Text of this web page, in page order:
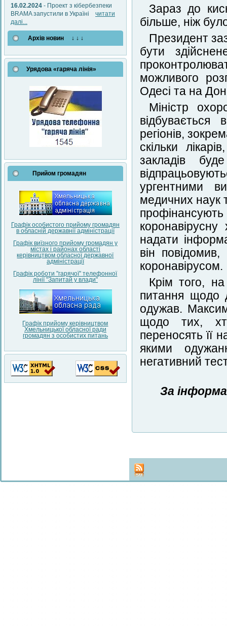
16.02.2024 - Проект з кібербезпеки
BRAMA запустили в Україні читати
далі...
Архів новин ↓ ↓ ↓
Урядова «гаряча лінія»
Прийом громадян
Графік особистого прийому громадян
в обласній державнії адміністрації
Графік виїзного прийому громадян у
містах і районах області
керівництвом обласної державної
адміністрації
Графік роботи "гарячої" телефонної
лінії "Запитай у влади"
Графік прийому керівництвом
Хмельницької обласної ради
громадян з особистих питань
Зараз до
більше, ніж
Президент
бути
можливого
Одесі та на
Міністр
регіонів,
скільки
закладів
ургентними
медичних наук
надати
він
коронавірусом.
Крім того,
питання щодо
одужав.
щодо тих,
переносять її
якими
негативний
За